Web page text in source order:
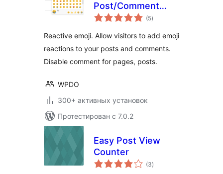
Post/Comment
Reaction and(5общий
рейтинг
)
Reactive emoji. Allow visitors to add emoji
reactions to your posts and comments.
Disable comment for pages, posts.
WPDO
300+ активных установок
Протестирован с 7.0.2
Easy Post View
Counter
(3общий
рейтинг
)